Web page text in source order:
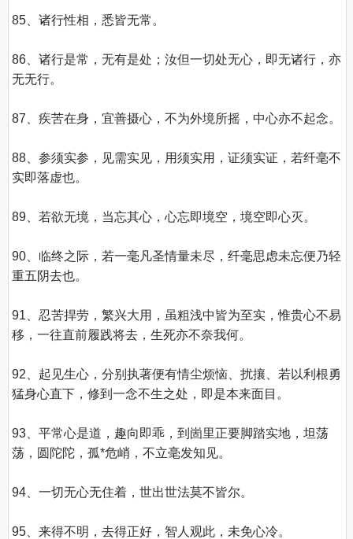
85、诸行性相，悉皆无常。
86、诸行是常，无有是处；汝但一切处无心，即无诸行，亦
无无行。
87、疾苦在身，宜善摄心，不为外境所摇，中心亦不起念。
88、参须实参，见需实见，用须实用，证须实证，若纤毫不
实即落虚也。
89、若欲无境，当忘其心，心忘即境空，境空即心灭。
90、临终之际，若一毫凡圣情量未尽，纤毫思虑未忘便乃轻
重五阴去也。
91、忍苦捍劳，繁兴大用，虽粗浅中皆为至实，惟贵心不易
移，一往直前履践将去，生死亦不奈我何。
92、起见生心，分别执著便有情尘烦恼、扰攘、若以利根勇
猛身心直下，修到一念不生之处，即是本来面目。
93、平常心是道，趣向即乖，到崮里正要脚踏实地，坦荡
荡，圆陀陀，孤*危峭，不立毫发知见。
94、一切无心无住着，世出世法莫不皆尔。
95、来得不明，去得正好，智人观此，未免心冷。